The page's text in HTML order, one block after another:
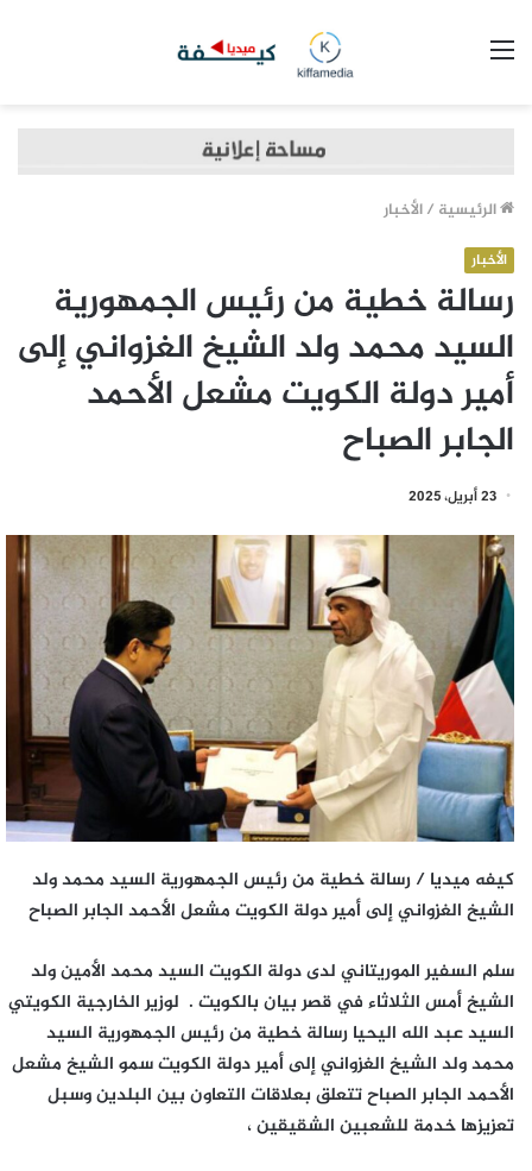
الرئيسية /الأخبار
الأخبار
رسالة خطية من رئيس الجمهورية
السيد محمد ولد الشيخ الغزواني إلى
أمير دولة الكويت مشعل الأحمد
الجابر الصباح
23 أبريل، 2025
كيفه ميديا / رسالة خطية من رئيس الجمهورية السيد محمد ولد
الشيخ الغزواني إلى أمير دولة الكويت مشعل الأحمد الجابر الصباح
سلم السفير الموريتاني لدى دولة الكويت السيد محمد الأمين ولد
الشيخ أمس الثلاثاء في قصر بيان بالكويت . لوزير الخارجية الكويتي
السيد عبد الله اليحيا رسالة خطية من رئيس الجمهورية السيد
محمد ولد الشيخ الغزواني إلى أمير دولة الكويت سمو الشيخ مشعل
الأحمد الجابر الصباح تتعلق بعلاقات التعاون بين البلدين وسبل
تعزيزها خدمة للشعبين الشقيقين ،